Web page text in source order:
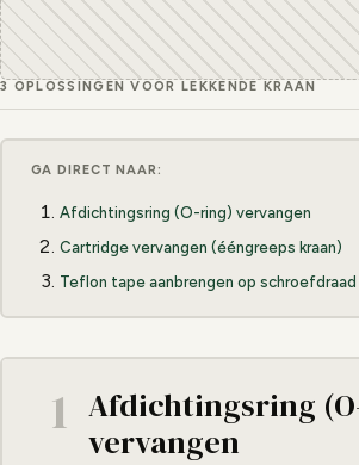
3 OPLOSSINGEN VOOR LEKKENDE KRAAN
GA DIRECT NAAR:
Afdichtingsring (O-ring) vervangen
Cartridge vervangen (ééngreeps kraan)
Teflon tape aanbrengen op schroefdraad
1 Afdichtingsring
vervangen